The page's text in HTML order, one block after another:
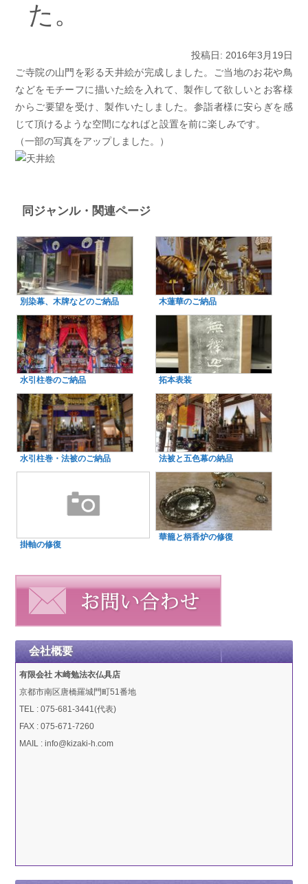
た。
投稿日: 2016年3月19日
ご寺院の山門を彩る天井絵が完成しました。ご当地のお花や鳥
などをモチーフに描いた絵を入れて、製作して欲しいとお客様
からご要望を受け、製作いたしました。参詣者様に安らぎを感
じて頂けるような空間になればと設置を前に楽しみです。
（一部の写真をアップしました。）
同ジャンル・関連ページ
別染幕、木牌などのご納品 木蓮華のご納品
水引柱巻のご納品 拓本表装
水引柱巻・法被のご納品 法被と五色幕の納品
掛軸の修復
華籠と柄香炉の修復
会社概要
有限会社 木崎勉法衣仏具店
京都市南区唐橋羅城門町51番地
TEL : 075-681-3441(代表)
FAX : 075-671-7260
MAIL : info@kizaki-h.com